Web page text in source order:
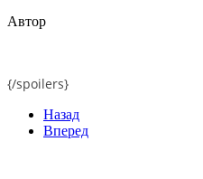
Автор
{/spoilers}
Назад
Вперед